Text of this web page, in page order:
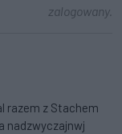
zalogowany.
razem z Stachem
nadzwyczajnwj